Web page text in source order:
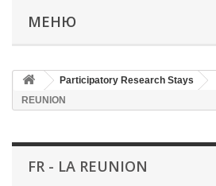
МЕНЮ
Participatory Research Stays
REUNION
FR - LA REUNION